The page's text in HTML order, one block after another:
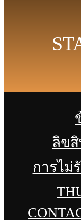
ลิข
การไม่